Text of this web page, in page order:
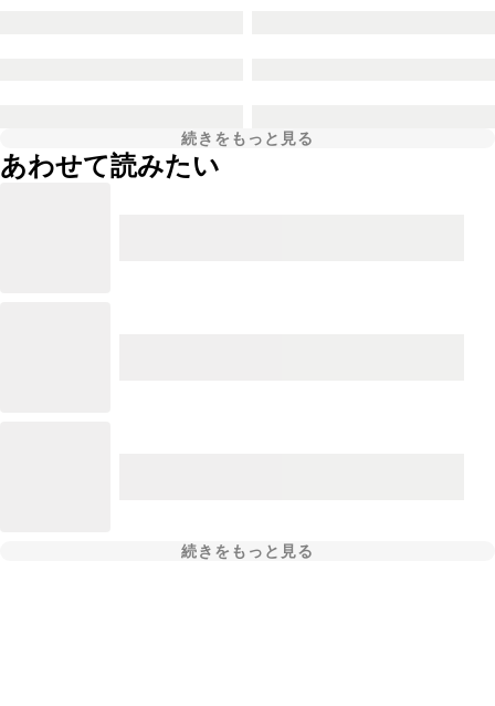
続きをもっと見る
あわせて読みたい
続きをもっと見る